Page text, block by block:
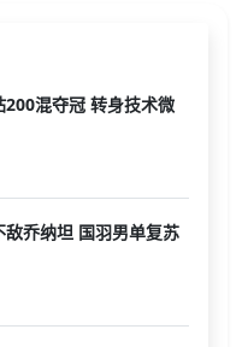
混夺冠 转身技术微
乔纳坦 国羽男单复苏